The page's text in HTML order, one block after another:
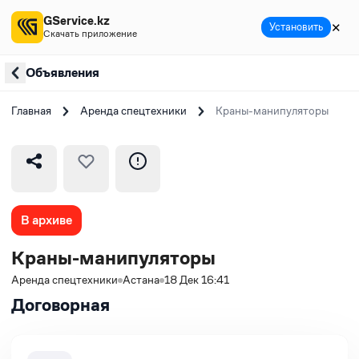
Объявления
Главная Аренда спецтехники Краны-манипуляторы
В архиве
Краны-манипуляторы
Аренда спецтехники Астана 18 Дек 16:41
Договорная
GService.kz
Скачать приложение Установить ✕